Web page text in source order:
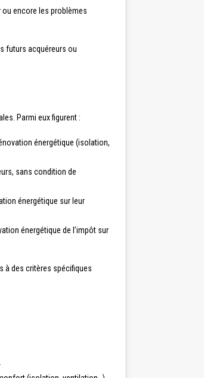
encore les problèmes
futurs acquéreurs ou
Parmi eux figurent :
énergétique (isolation,
sans condition de
énergétique sur leur
énergétique de l’impôt sur
à des critères spécifiques